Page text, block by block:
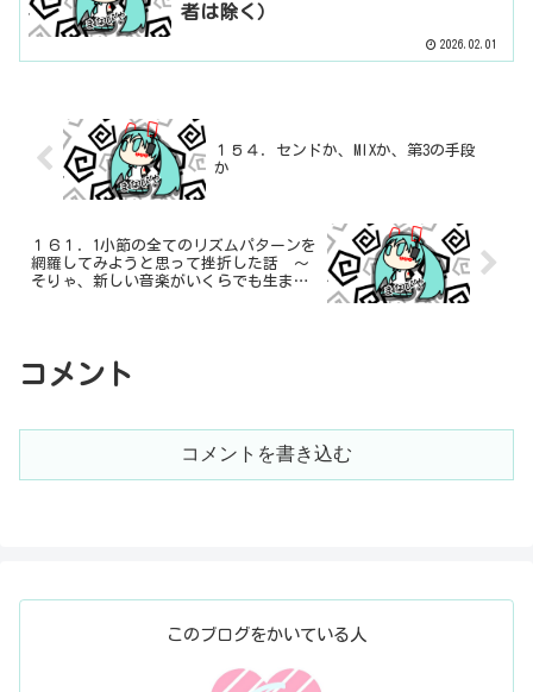
者は除く）
2026.02.01
１５４．センドか、MIXか、第3の手段
か
１６１．1小節の全てのリズムパターンを
網羅してみようと思って挫折した話 ～
そりゃ、新しい音楽がいくらでも生まれ
コメント
コメントを書き込む
このブログをかいている人